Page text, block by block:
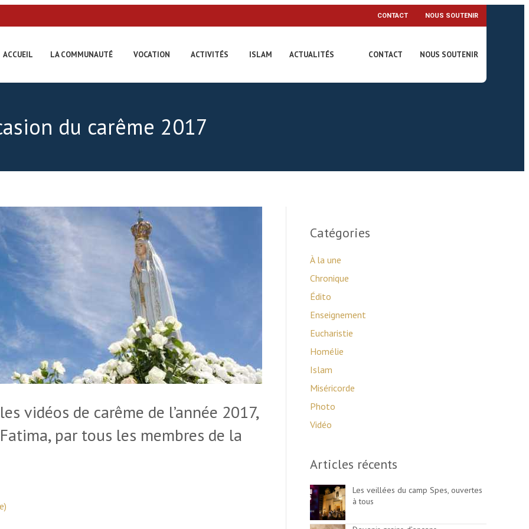
CONTACT NOUS SOUTENIR
ACCUEIL LA COMMUNAUTÉ VOCATION ACTIVITÉS ISLAM ACTUALITÉS CONTACT NOUS SOUTENIR
du carême 2017
vidéos de carême de l’année 2017,
par tous les membres de la
Catégories
À la une
Chronique
Édito
Enseignement
Eucharistie
Homélie
Islam
Miséricorde
Photo
Vidéo
Articles récents
Les veillées du camp Spes, ouvertes
à tous